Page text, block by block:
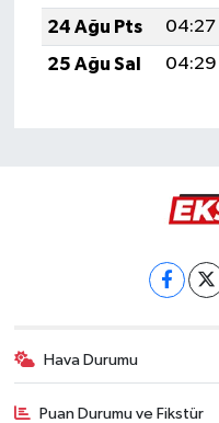
24 Ağu Pts
04:27
25 Ağu Sal
04:29
Hava Durumu
Puan Durumu ve Fikstür